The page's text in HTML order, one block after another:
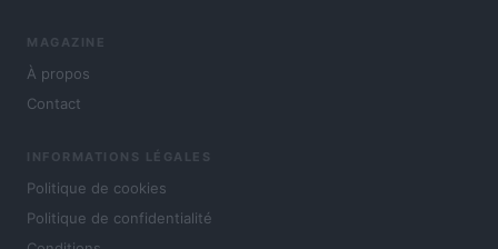
MAGAZINE
À propos
Contact
INFORMATIONS LÉGALES
Politique de cookies
Politique de confidentialité